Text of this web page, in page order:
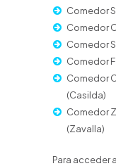
Comedor
Comedor
Comedor
Comedor
Comedor
(Casilda)
Comedor
(Zavalla)
Para acceder